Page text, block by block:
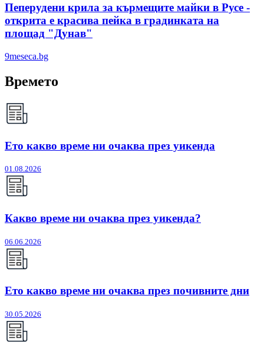
Пеперудени крила за кърмещите майки в Русе -
открита е красива пейка в градинката на
площад "Дунав"
9meseca.bg
Времето
Ето какво време ни очаква през уикенда
01.08.2026
Какво време ни очаква през уикенда?
06.06.2026
Ето какво време ни очаква през почивните дни
30.05.2026